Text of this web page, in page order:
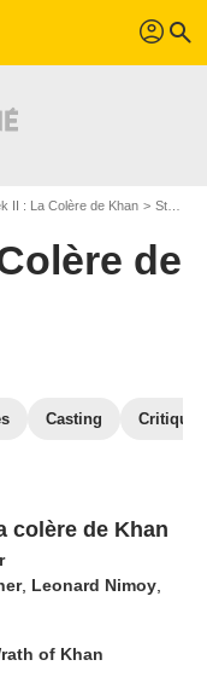
profil search
II : La Colère de Khan Star Trek II : La Colère de Khan en DVD
de
Casting
colère de Khan
, Leonard Nimoy
of Khan